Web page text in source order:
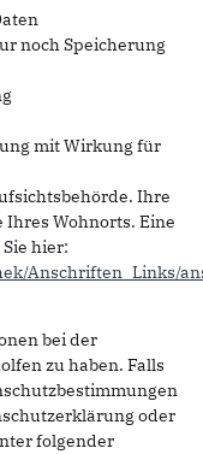
noch Speicherung
mit Wirkung für
Ihre
Wohnorts. Eine
hier:
Anschriften_Links/
bei der
zu haben. Falls
oder
folgender